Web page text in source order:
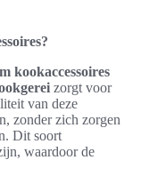
kookaccessoires
zorgt voor
van deze
zonder zich zorgen
Dit soort
waardoor de